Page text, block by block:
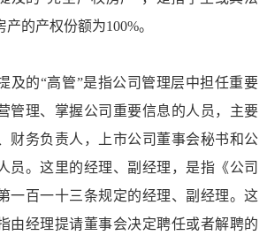
的产权份额为100%。
的“高管”是指公司管理层中担任重要
管理、掌握公司重要信息的人员，主要
财务负责人，上市公司董事会秘书和公
员。这里的经理、副经理，是指《公司
一百一十三条规定的经理、副经理。这
由经理提请董事会决定聘任或者解聘的